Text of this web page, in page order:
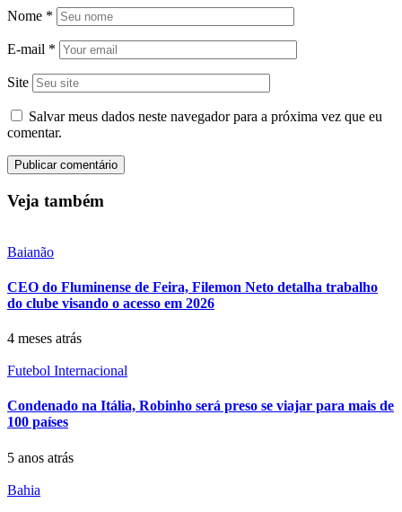
Nome *
E-mail *
Site
Salvar meus dados neste navegador para a próxima vez que eu
comentar.
Veja também
Baianão
CEO do Fluminense de Feira, Filemon Neto detalha trabalho
do clube visando o acesso em 2026
4 meses atrás
Futebol Internacional
Condenado na Itália, Robinho será preso se viajar para mais de
100 países
5 anos atrás
Bahia